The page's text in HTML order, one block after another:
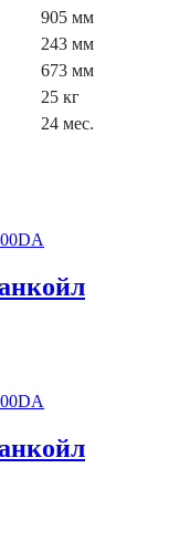
905 мм
243 мм
673 мм
25 кг
24 мес.